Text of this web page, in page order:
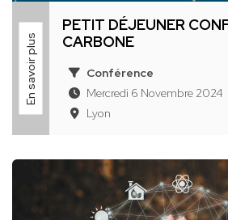
En savoir plus
PETIT DÉJEUNER
CARBONE
Conférence
Mercredi 6 Novembre 2024
Lyon